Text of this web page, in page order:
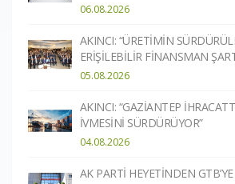
06.08.2026
AKINCI: “ÜRETİMİN
ERİŞİLEBİLİR FİNANSMAN
05.08.2026
AKINCI: “GAZİANTEP
İVMESİNİ SÜRDÜRÜYOR”
04.08.2026
AK PARTİ HEYETİNDEN